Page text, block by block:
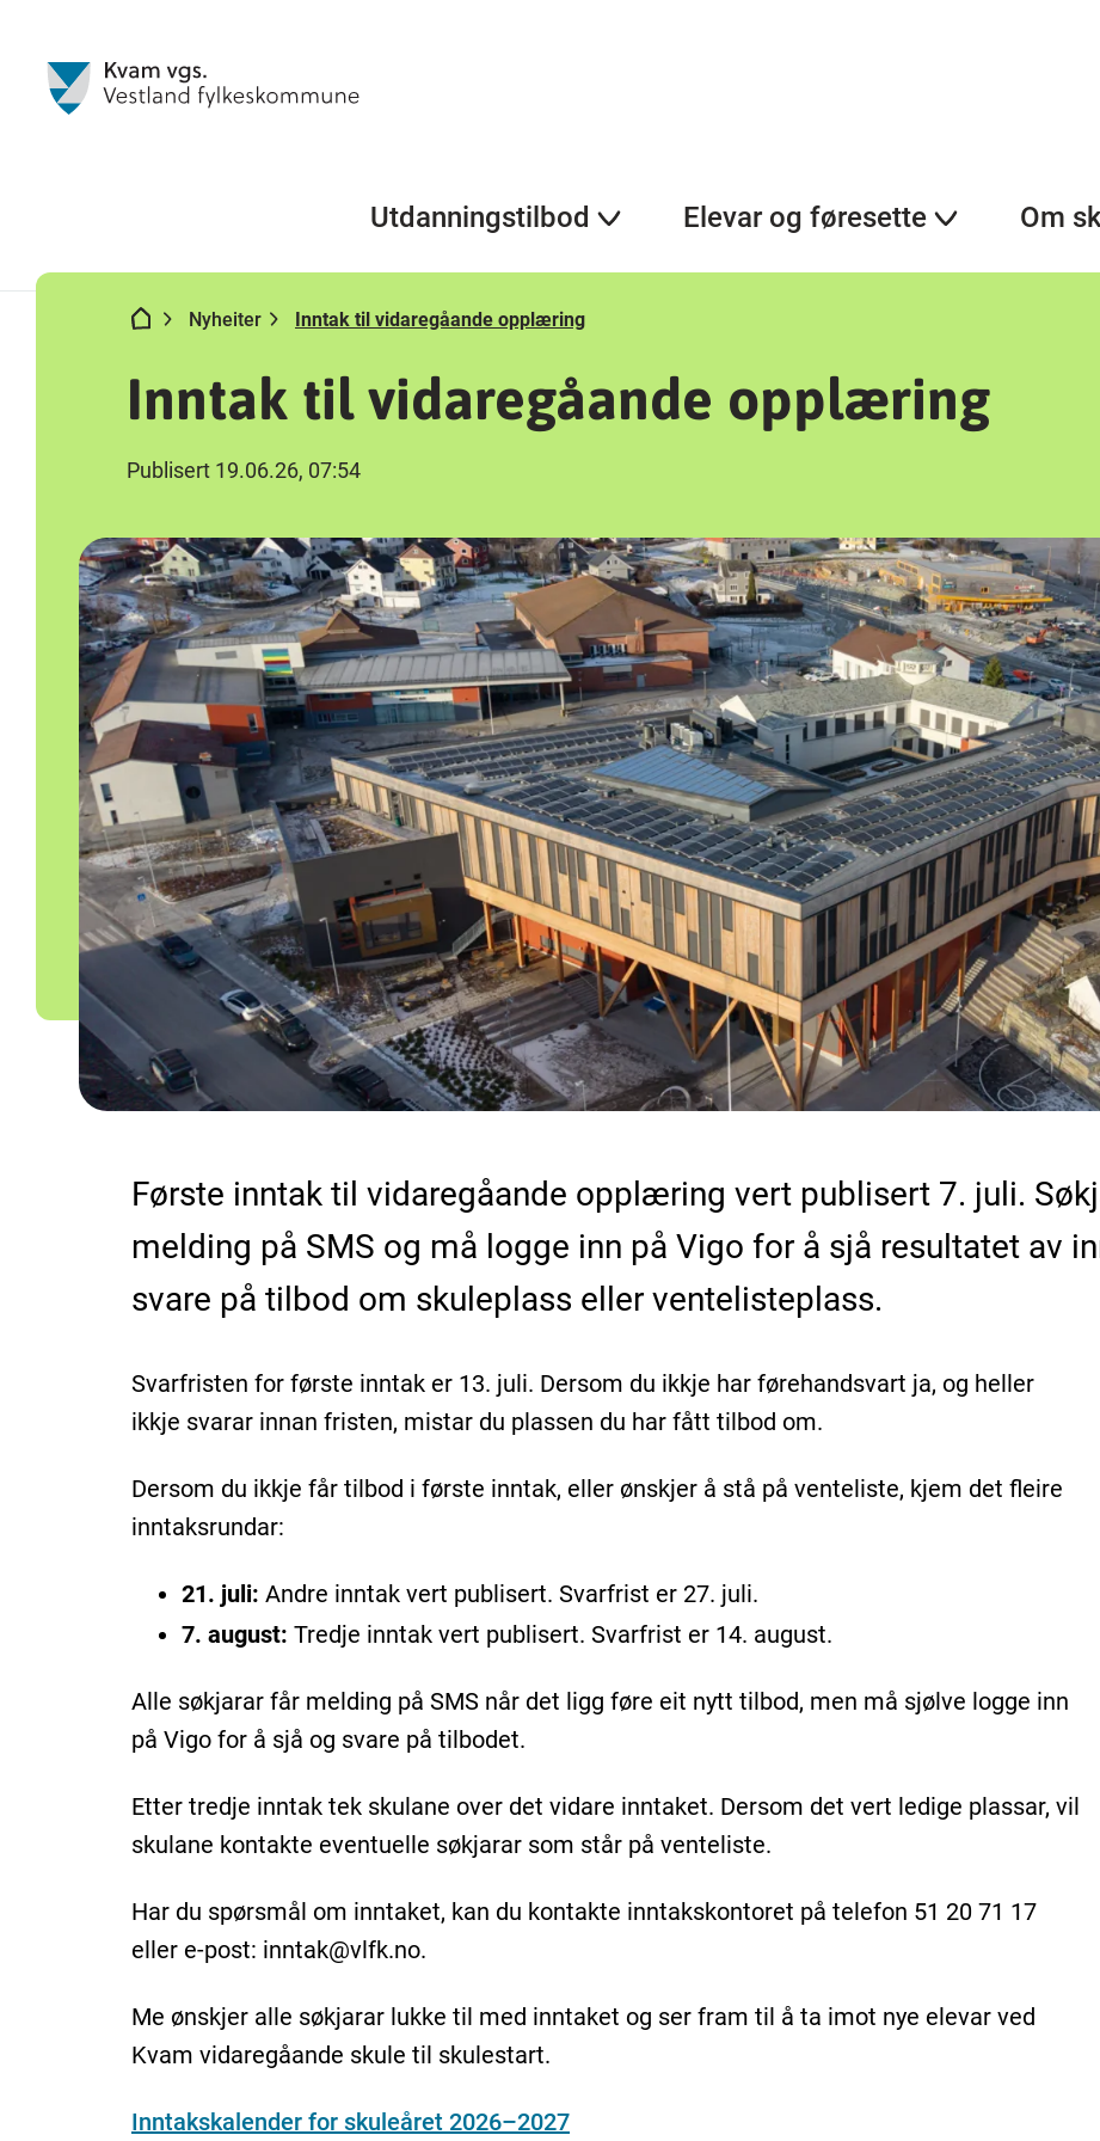
Utdanningstilbod Elevar og føresette Om
Nyheiter Inntak til vidaregåande opplæring
Inntak til vidaregåande opplæring
Publisert 19.06.26, 07:54
Første inntak til vidaregåande opplæring vert publisert 7. juli.
melding på SMS og må logge inn på Vigo for å sjå resultatet av
svare på tilbod om skuleplass eller ventelisteplass.
Svarfristen for første inntak er 13. juli. Dersom du ikkje har førehandsvart ja, og heller
ikkje svarar innan fristen, mistar du plassen du har fått tilbod om.
Dersom du ikkje får tilbod i første inntak, eller ønskjer å stå på venteliste, kjem det fleire
inntaksrundar:
21. juli: Andre inntak vert publisert. Svarfrist er 27. juli.
7. august: Tredje inntak vert publisert. Svarfrist er 14. august.
Alle søkjarar får melding på SMS når det ligg føre eit nytt tilbod, men må sjølve logge inn
på Vigo for å sjå og svare på tilbodet.
Etter tredje inntak tek skulane over det vidare inntaket. Dersom det vert ledige plassar, vil
skulane kontakte eventuelle søkjarar som står på venteliste.
Har du spørsmål om inntaket, kan du kontakte inntakskontoret på telefon 51 20 71 17
eller e-post: inntak@vlfk.no.
Me ønskjer alle søkjarar lukke til med inntaket og ser fram til å ta imot nye elevar ved
Kvam vidaregåande skule til skulestart.
Inntakskalender for skuleåret 2026–2027